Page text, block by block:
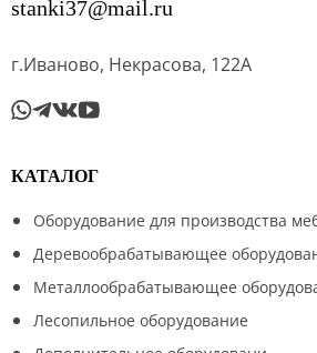
stanki37@mail.ru
г.Иваново, Некрасова, 122А
КАТАЛОГ
Оборудование для производства
Деревообрабатывающее
Металлообрабатывающее
Лесопильное оборудование